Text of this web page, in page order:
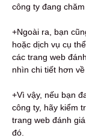
công ty đang
+Ngoài ra, bạn
hoặc dịch vụ cụ
các trang web
nhìn chi tiết hơn
+Vì vậy, nếu bạn
công ty, hãy kiểm
trang web đánh
đó.